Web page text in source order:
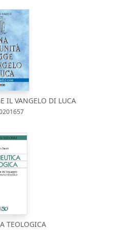
IL VANGELO DI LUCA
TEOLOGICA